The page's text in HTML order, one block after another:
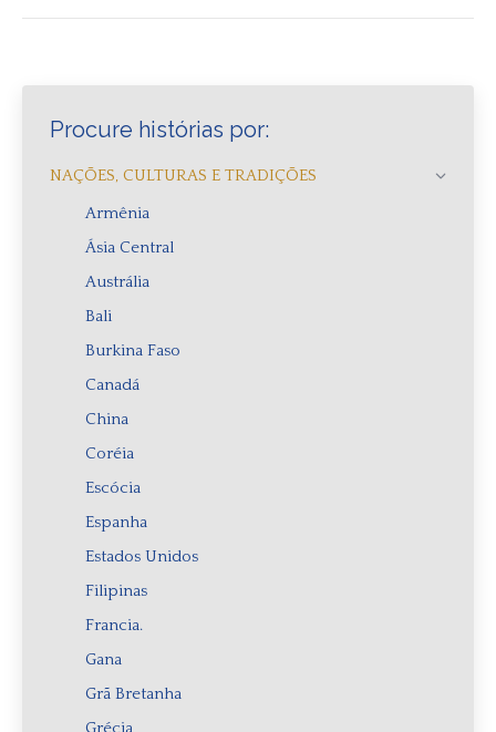
Procure histórias por:
NAÇÕES, CULTURAS E TRADIÇÕES
Armênia
Ásia Central
Austrália
Bali
Burkina Faso
Canadá
China
Coréia
Escócia
Espanha
Estados Unidos
Filipinas
Francia.
Gana
Grã Bretanha
Grécia